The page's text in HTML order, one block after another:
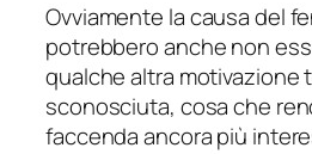
Ovviamente la causa del
potrebbero anche non
qualche altra motivazione
sconosciuta, cosa che
faccenda ancora più